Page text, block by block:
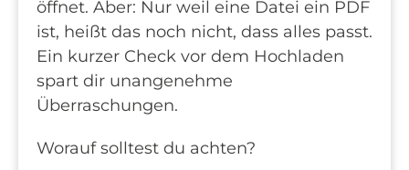
öffnet. Aber: Nur weil eine Datei ein PDF
ist, heißt das noch nicht, dass alles passt.
Ein kurzer Check vor dem Hochladen
spart dir unangenehme
Überraschungen.
Worauf solltest du achten?